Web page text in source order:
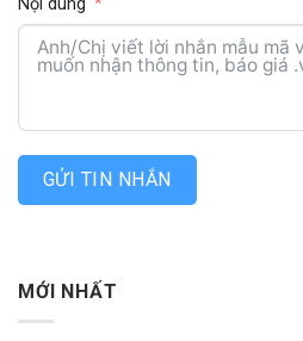
Nội dung
GỬI TIN NHẮN
MỚI NHẤT